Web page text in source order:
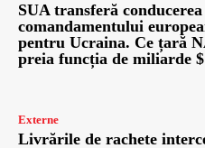
SUA transferă conducerea
comandamentului
pentru Ucraina. Ce țară
preia funcția de miliarde $
Externe
Livrările de rachete